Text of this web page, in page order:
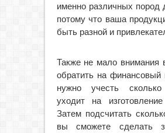
именно различных пород
потому что ваша
быть разной и
Также не мало внимания
обратить на
нужно учесть
уходит на
Затем подсчитать
вы сможете сделать